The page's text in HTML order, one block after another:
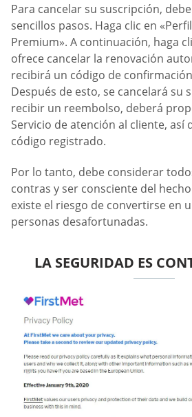
Para cancelar su suscripción,
sencillos pasos. Haga clic en
Premium». A continuación, haga
ofrece cancelar la renovación
recibirá un código de
Después de esto, se cancelará su
recibir un reembolso, deberá
Servicio de atención al cliente, así
código registrado.
Por lo tanto, debe considerar
contras y ser consciente del
existe el riesgo de convertirse en
personas desafortunadas.
LA SEGURIDAD ES